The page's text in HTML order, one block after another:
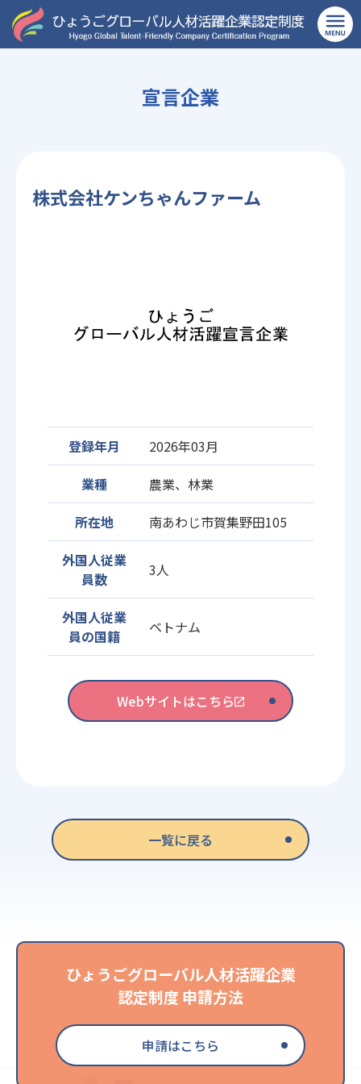
TOP > 農業、林業 > 株式会社ケンちゃんファーム
宣言企業
株式会社ケンちゃんファーム
登録年月
2026年03月
業種
農業、林業
所在地
南あわじ市賀集野田105
外国人従業
員数
3人
外国人従業
員の国籍
ベトナム
Webサイトはこちら
一覧に戻る
ひょうごグローバル人材活躍企業
認定制度 申請方法
申請はこちら